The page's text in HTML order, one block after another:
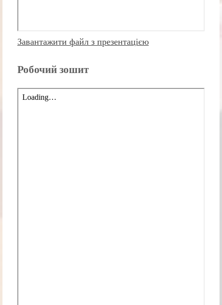
Завантажити файл з презентацією
Робочий зошит